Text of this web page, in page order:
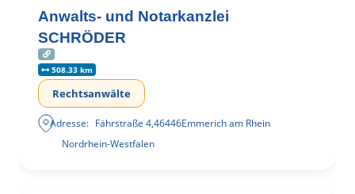
Anwalts- und Notarkanzlei
SCHRÖDER
508.33 km
Rechtsanwälte
Adresse: Fährstraße 4,46446Emmerich am Rhein
Nordrhein-Westfalen